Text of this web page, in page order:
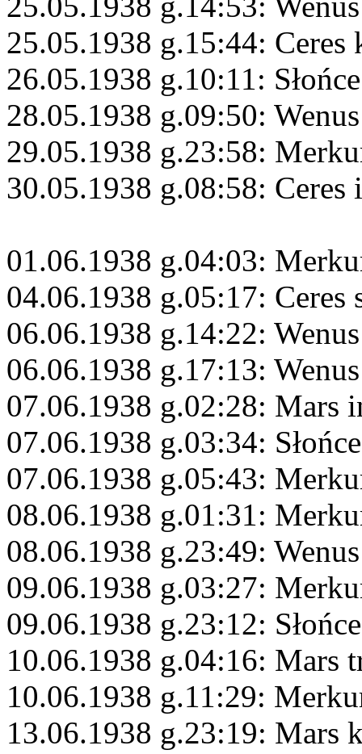
25.05.1938 g.15:44: Ceres
26.05.1938 g.10:11:
28.05.1938 g.09:50:
29.05.1938 g.23:58:
30.05.1938 g.08:58: Ceres
01.06.1938 g.04:03:
04.06.1938 g.05:17: Ceres
06.06.1938 g.14:22:
06.06.1938 g.17:13:
07.06.1938 g.02:28: Mars
07.06.1938 g.03:34:
07.06.1938 g.05:43:
08.06.1938 g.01:31:
08.06.1938 g.23:49:
09.06.1938 g.03:27:
09.06.1938 g.23:12:
10.06.1938 g.04:16: Mars
10.06.1938 g.11:29:
13.06.1938 g.23:19: Mars